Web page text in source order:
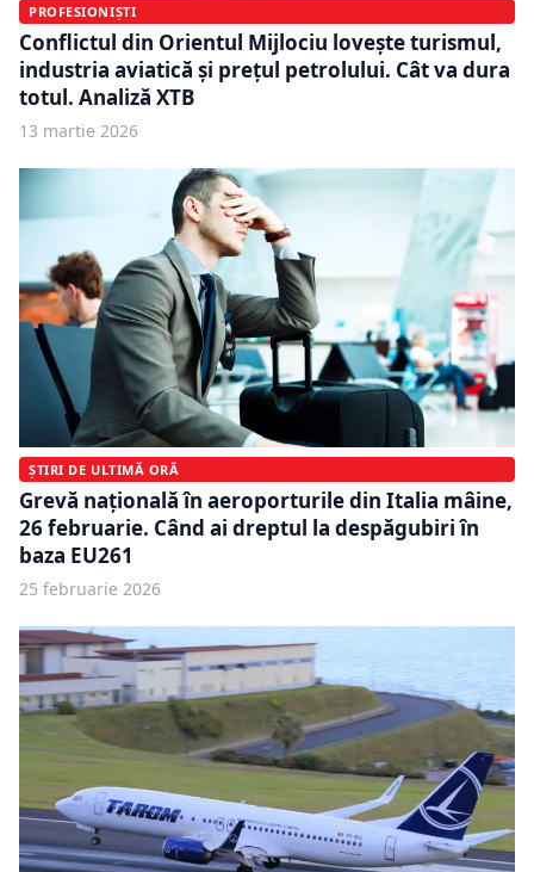
PROFESIONIȘTI
Conflictul din Orientul Mijlociu lovește turismul,
industria aviatică și prețul petrolului. Cât va dura
totul. Analiză XTB
13 martie 2026
ȘTIRI DE ULTIMĂ ORĂ
Grevă națională în aeroporturile din Italia mâine,
26 februarie. Când ai dreptul la despăgubiri în
baza EU261
25 februarie 2026